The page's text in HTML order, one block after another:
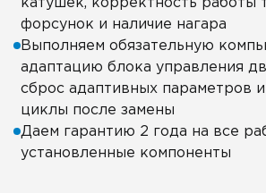
катушек, корректность работы
форсунок и наличие нагара
Выполняем обязательную
адаптацию блока управления
сброс адаптивных параметров
циклы после замены
Даем гарантию 2 года на все
установленные компоненты